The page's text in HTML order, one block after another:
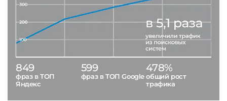
849
фраз в ТОП
Яндекс
599
фраз в ТОП Google
478%
общий рост
трафика